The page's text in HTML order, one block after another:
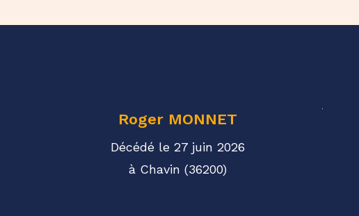
Roger MONNET
Décédé le 27 juin 2026
à Chavin (36200)